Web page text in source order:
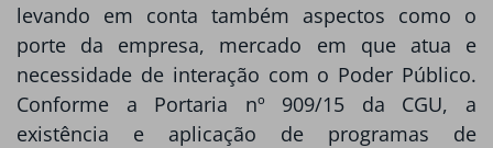
levando em conta também aspectos como o
porte da empresa, mercado em que atua e
necessidade de interação com o Poder Público.
Conforme a Portaria nº 909/15 da CGU, a
existência e aplicação de programas de